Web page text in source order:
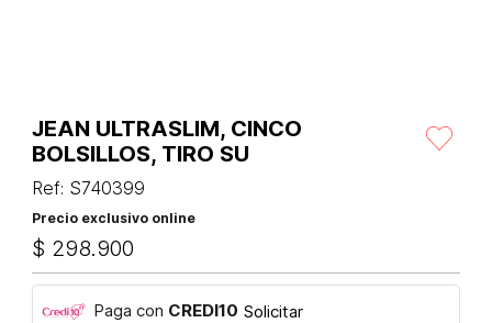
JEAN ULTRASLIM, CINCO
BOLSILLOS, TIRO SU
Ref: S740399
Precio exclusivo online
$ 298.900
Paga con CREDI10 Solicitar